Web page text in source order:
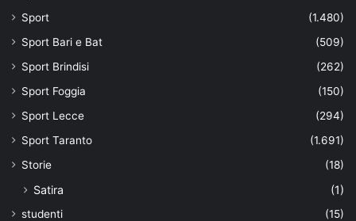
Sport
(1.480)
Sport Bari e Bat
(509)
Sport Brindisi
(262)
Sport Foggia
(150)
Sport Lecce
(294)
Sport Taranto
(1.691)
Storie
(18)
Satira (1)
studenti
(15)